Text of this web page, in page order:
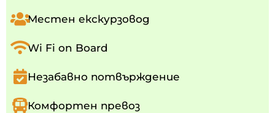
Местен екскурзовод
Wi Fi on Board
Незабавно потвърждение
Комфортен превоз